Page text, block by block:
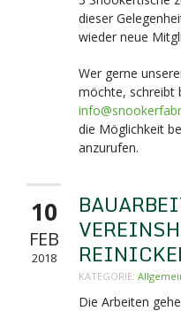
dieser
wieder neue
Wer gerne
möchte, schreibt
die Möglichkeit
anzurufen.
10
FEB
2018
KATEGORIE:
Die Arbeiten